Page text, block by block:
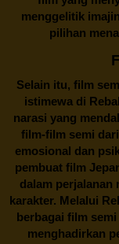
menggelitik
pilihan
Selain itu, film
istimewa di
narasi yang
film-film semi
emosional dan
pembuat film
dalam perjalanan
karakter. Melalui
berbagai film semi
menghadirkan